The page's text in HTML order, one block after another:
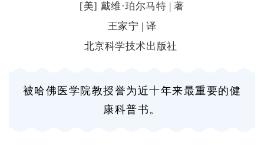
[美] 戴维·珀尔马特 | 著
王家宁 | 译
北京科学技术出版社
被哈佛医学院教授誉为近十年来最重要的健
康科普书。